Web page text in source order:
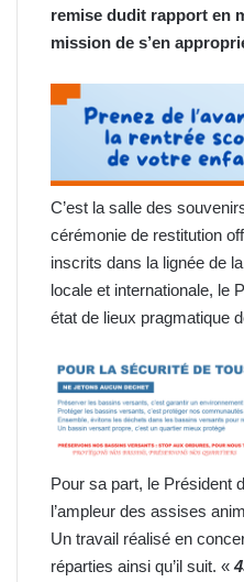
remise dudit rapport en
mission de s’en
C’est la salle des
cérémonie de restitution
inscrits dans la lignée de
locale et internationale, le
état de lieux pragmatique
Pour sa part, le Président
l’ampleur des assises
Un travail réalisé en
réparties ainsi qu’il suit. «